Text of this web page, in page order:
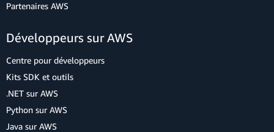
Partenaires AWS
Développeurs sur AWS
Centre pour développeurs
Kits SDK et outils
.NET sur AWS
Python sur AWS
Java sur AWS